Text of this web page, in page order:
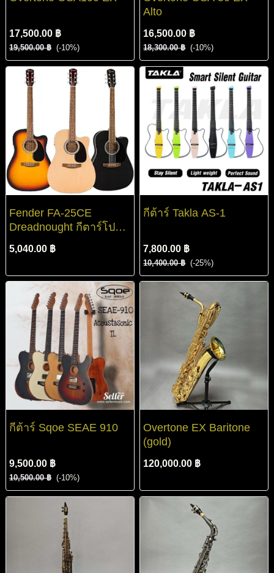
17,500.00 ฿
19,500.00 ฿ (-10%)
Alto
16,500.00 ฿
18,300.00 ฿ (-10%)
Fender FA-25CE
Dreadnought กีตาร์โปร่ง
5,040.00 ฿
กีต้าร์ Takla AS-1
7,800.00 ฿
10,400.00 ฿ (-25%)
กีต้าร์ Sqoe SEAE 910
9,500.00 ฿
10,500.00 ฿ (-10%)
Overtone EX Baritone
(gold)
120,000.00 ฿